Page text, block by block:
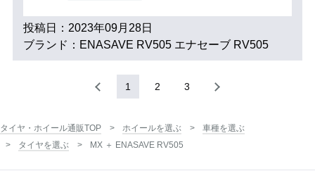
投稿日：2023年09月28日
ブランド：ENASAVE RV505 エナセーブ RV505
1 2 3
タイヤ・ホイール通販TOP ホイールを選ぶ
車種を選ぶ
タイヤを選ぶ
MX ＋ ENASAVE RV505